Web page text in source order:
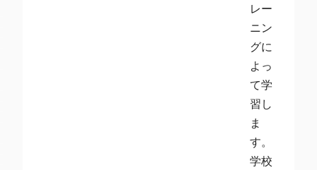
レー
ニン
グに
よっ
て学
習し
ま
す。
学校